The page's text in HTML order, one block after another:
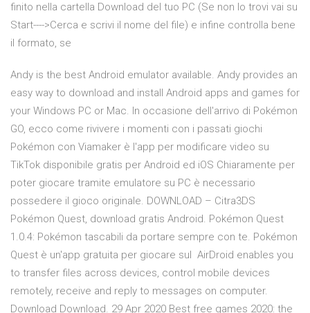
finito nella cartella Download del tuo PC (Se non lo trovi vai su
Start---->Cerca e scrivi il nome del file) e infine controlla bene
il formato, se
Andy is the best Android emulator available. Andy provides an
easy way to download and install Android apps and games for
your Windows PC or Mac. In occasione dell'arrivo di Pokémon
GO, ecco come rivivere i momenti con i passati giochi
Pokémon con Viamaker è l'app per modificare video su
TikTok disponibile gratis per Android ed iOS Chiaramente per
poter giocare tramite emulatore su PC è necessario
possedere il gioco originale. DOWNLOAD – Citra3DS
Pokémon Quest, download gratis Android. Pokémon Quest
1.0.4: Pokémon tascabili da portare sempre con te. Pokémon
Quest è un'app gratuita per giocare sul AirDroid enables you
to transfer files across devices, control mobile devices
remotely, receive and reply to messages on computer.
Download Download. 29 Apr 2020 Best free games 2020: the